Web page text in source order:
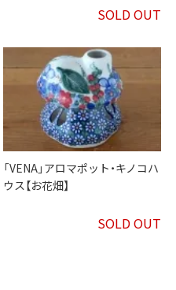
SOLD OUT
「VENA」アロマポット・キノコハ
ウス【お花畑】
SOLD OUT